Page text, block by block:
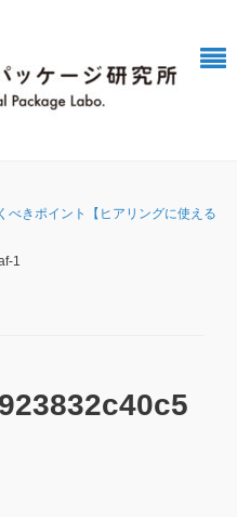
べきポイント【ヒアリングに使える
1